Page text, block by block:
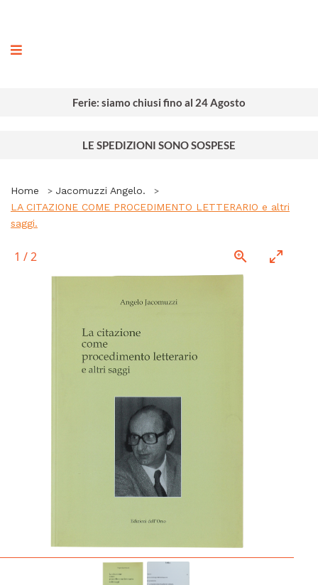
Ferie: siamo chiusi fino al 24 Agosto
LE SPEDIZIONI SONO SOSPESE
Home
Jacomuzzi Angelo.
LA CITAZIONE COME PROCEDIMENTO LETTERARIO e altri
saggi.
1 /2